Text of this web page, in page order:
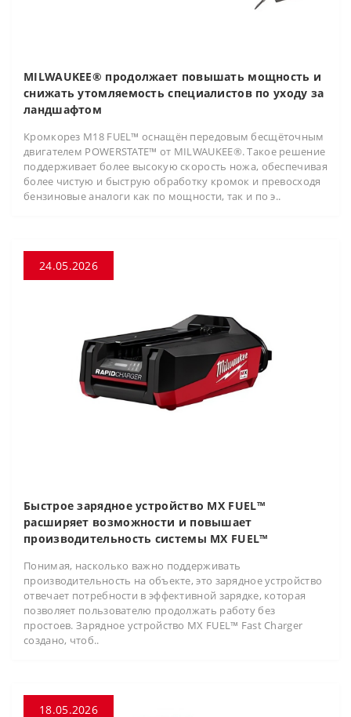
MILWAUKEE® продолжает повышать мощность и
снижать утомляемость специалистов по уходу за
ландшафтом
Кромкорез M18 FUEL™ оснащён передовым бесщёточным
двигателем POWERSTATE™ от MILWAUKEE®. Такое решение
поддерживает более высокую скорость ножа, обеспечивая
более чистую и быструю обработку кромок и превосходя
бензиновые аналоги как по мощности, так и по э..
24.05.2026
Быстрое зарядное устройство MX FUEL™
расширяет возможности и повышает
производительность системы MX FUEL™
Понимая, насколько важно поддерживать
производительность на объекте, это зарядное устройство
отвечает потребности в эффективной зарядке, которая
позволяет пользователю продолжать работу без
простоев. Зарядное устройство MX FUEL™ Fast Charger
создано, чтоб..
18.05.2026